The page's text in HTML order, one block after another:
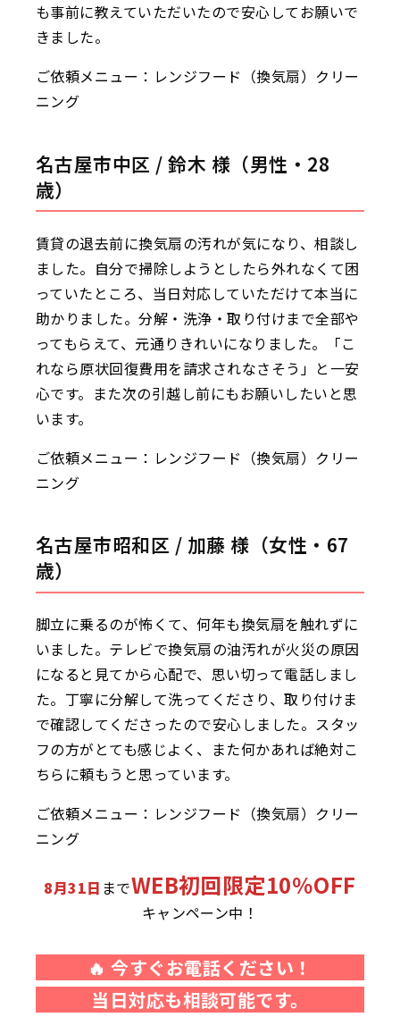
も事前に教えていただいたので安心してお願いで
きました。
ご依頼メニュー：レンジフード（換気扇）クリー
ニング
名古屋市中区 / 鈴木 様（男性・28
歳）
賃貸の退去前に換気扇の汚れが気になり、相談し
ました。自分で掃除しようとしたら外れなくて困
っていたところ、当日対応していただけて本当に
助かりました。分解・洗浄・取り付けまで全部や
ってもらえて、元通りきれいになりました。「こ
れなら原状回復費用を請求されなさそう」と一安
心です。また次の引越し前にもお願いしたいと思
います。
ご依頼メニュー：レンジフード（換気扇）クリー
ニング
名古屋市昭和区 / 加藤 様（女性・67
歳）
脚立に乗るのが怖くて、何年も換気扇を触れずに
いました。テレビで換気扇の油汚れが火災の原因
になると見てから心配で、思い切って電話しまし
た。丁寧に分解して洗ってくださり、取り付けま
で確認してくださったので安心しました。スタッ
フの方がとても感じよく、また何かあれば絶対こ
ちらに頼もうと思っています。
ご依頼メニュー：レンジフード（換気扇）クリー
ニング
8月31日 までWEB初回限定10％OFF
キャンペーン中！
🔥 今すぐお電話ください！
当日対応も相談可能です。